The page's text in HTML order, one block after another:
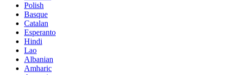
Polish
Basque
Catalan
Esperanto
Hindi
Lao
Albanian
Amharic